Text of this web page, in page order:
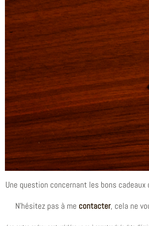
Offrez une séance photo
couple ou en famille !
CONTACTEZ-MOI
BON CADEAU
SUR-MESURE
Une question concernant les bons
N’hésitez pas à me contacter, cela ne